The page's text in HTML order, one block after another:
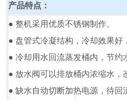
产品特点：
● 整机采用优质不锈钢制作。
● 盘管式冷凝结构，冷却效果好
● 冷却用水回流蒸发桶内，节约
● 放水阀可以排放桶内浓缩水，
● 缺水自动切断加热电源，待回